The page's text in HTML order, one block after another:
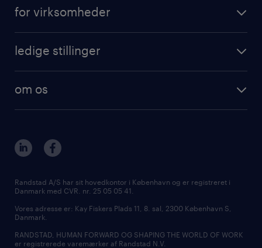
for virksomheder
ledige stillinger
om os
Randstad A/S har sit hovedkontor i København og er registreret i
Danmark med CVR. nr. 25 05 05 41.
Vores adresse er: Kay Fiskers Plads 11, 8. sal, 2300 København S,
Danmark.
RANDSTAD, HUMAN FORWARD OG SHAPING THE WORLD OF WORK
er registrerede varemærker af Randstad N.V.